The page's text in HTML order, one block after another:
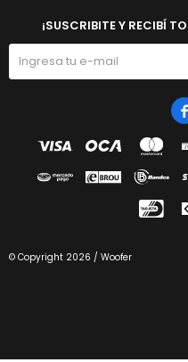
¡SUSCRIBITE Y RECIBÍ

© Copyright 2026 / Woofer